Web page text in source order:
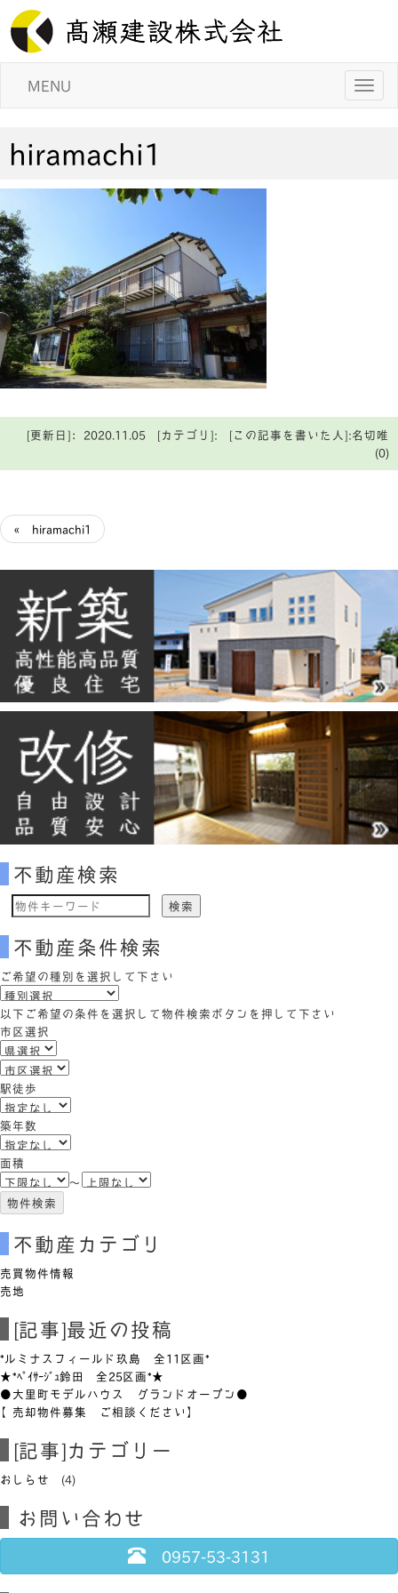
MENU
hiramachi1
[更新日]：2020.11.05 [カテゴリ]: [この記事を書いた人]:名切唯
(0)
« hiramachi1
不動産検索
(キ
ー
ワ
ー
ド)
不動産条件検索
ご希望の種別を選択して下さい
以下ご希望の条件を選択して物件検索ボタンを押して下さい
市区選択
駅徒歩
築年数
面積
～
不動産カテゴリ
売買物件情報
売地
[記事]最近の投稿
*ルミナスフィールド玖島 全11区画*
★*ﾍﾟｲｻｰｼﾞｭ鈴田 全25区画*★
●大里町モデルハウス グランドオープン●
【売却物件募集 ご相談ください】
[記事]カテゴリー
おしらせ (4)
お問い合わせ
0957-53-3131